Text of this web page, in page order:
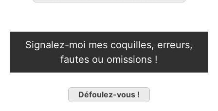
Signalez-moi mes coquilles, erreurs,
fautes ou omissions !
Défoulez-vous !